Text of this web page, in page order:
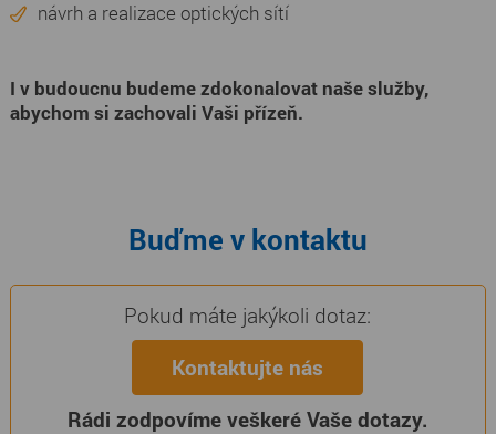
návrh a realizace optických sítí
I v budoucnu budeme zdokonalovat naše služby,
abychom si zachovali Vaši přízeň.
Buďme v kontaktu
Pokud máte jakýkoli dotaz:
Kontaktujte nás
Rádi zodpovíme veškeré Vaše dotazy.